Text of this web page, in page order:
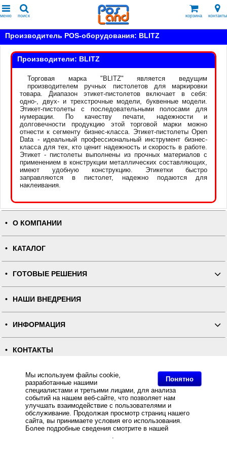
Понятно
Мы используем файлы cookie,
разработанные нашими
специалистами и третьими лицами, для анализа
событий на нашем веб-сайте, что позволяет нам
улучшать взаимодействие с пользователями и
обслуживание. Продолжая просмотр страниц нашего
сайта, вы принимаете условия его использования.
Более подробные сведения смотрите в нашей
.
меню поиск корзина контакты
Производитель POS-оборудования: BLITZ
Производители: BLITZ
Торговая марка "BLITZ" является ведущим
производителем ручных пистолетов для маркировки
товара. Диапазон этикет-пистолетов включает в себя:
одно-, двух- и трехстрочные модели, буквенные модели.
Этикет-пистолеты с последовательными полосами для
нумерации. По качеству печати, надежности и
долговечности продукцию этой торговой марки можно
отнести к сегменту бизнес-класса. Этикет-пистолеты Open
Data - идеальный профессиональный инструмент бизнес-
класса для тех, кто ценит надежность и скорость в работе.
Этикет - пистолеты выполнены из прочных материалов с
применением в конструкции металлических составляющих,
имеют удобную конструкцию. Этикетки быстро
заправляются в пистолет, надежно подаются для
наклеивания.
О КОМПАНИИ
КАТАЛОГ
ГОТОВЫЕ РЕШЕНИЯ
НАШИ ВНЕДРЕНИЯ
ИНФОРМАЦИЯ
КОНТАКТЫ
ПОЛНАЯ ВЕРСИЯ
Интернет-магазин "ПОСЛЭНД" - торгового оборудования, оборудования для автоматизации общепита и
торговли, расходных материалов
Все права защищены, ООО "ПОСЛЭНД" © 2008-2026.
Политика конфиденциальности
Основное: Продажа POS-оборудования BLITZ, Продажа оборудования BLITZ по выгодным ценам, с
удобными способами доставки., Производитель POS-оборудования: BLITZ.